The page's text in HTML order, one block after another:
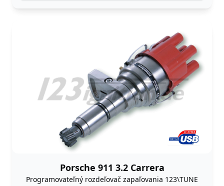
Porsche 911 3.2 Carrera
Programovateľný rozdeľovač zapaľovania 123\TUNE